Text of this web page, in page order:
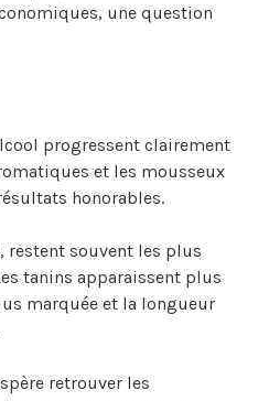
une question
progressent clairement
et les mousseux
honorables.
restent souvent les plus
tanins apparaissent plus
marquée et la longueur
retrouver les